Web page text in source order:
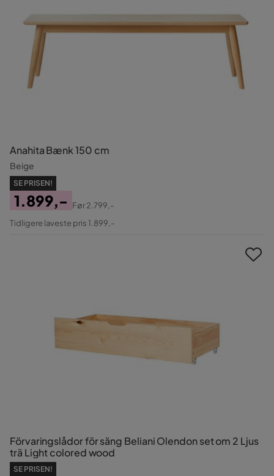
Anahita Bænk 150 cm
Beige
SE PRISEN!
Pris
1.899,-
Original
Før2.799,-
Tidligere laveste pris 1.899,-
Förvaringslådor för säng Beliani Olendon set om 2 Ljus
trä Light colored wood
SE PRISEN!